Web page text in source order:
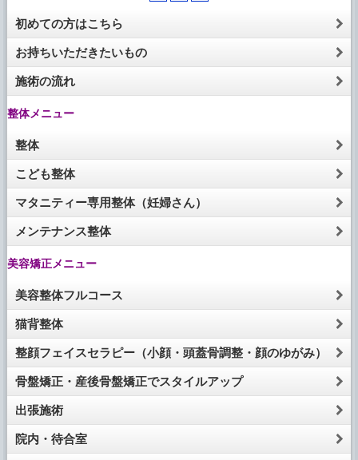
初めての方はこちら
お持ちいただきたいもの
施術の流れ
整体メニュー
整体
こども整体
マタニティー専用整体（妊婦さん）
メンテナンス整体
美容矯正メニュー
美容整体フルコース
猫背整体
整顔フェイスセラピー（小顔・頭蓋骨調整・顔のゆがみ）
骨盤矯正・産後骨盤矯正でスタイルアップ
出張施術
院内・待合室